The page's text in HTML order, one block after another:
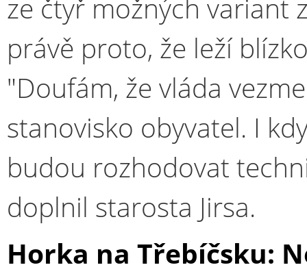
ze čtyř možných variant
právě proto, že leží
"Doufám, že vláda
stanovisko obyvatel. I
budou rozhodovat
doplnil starosta Jirsa.
Horka na Třebíčsku: